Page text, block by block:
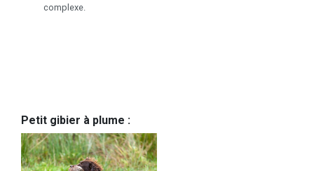
complexe.
Petit gibier à plume :